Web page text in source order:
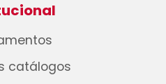
catálogos